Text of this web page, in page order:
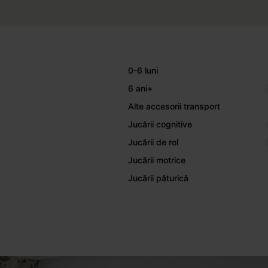
0-6 luni
6 ani+
Alte accesorii transport
Jucării cognitive
Jucării de rol
Jucării motrice
Jucării păturică